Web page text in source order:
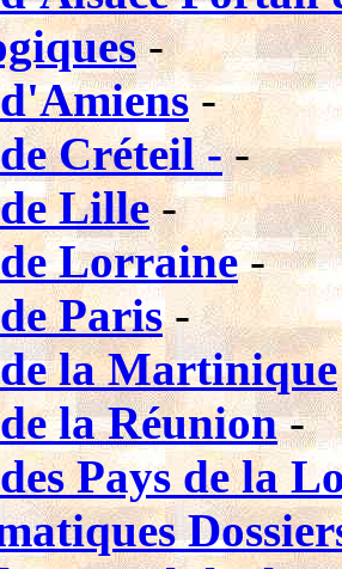
-
-
Créteil --
Lille-
Lorraine-
Paris-
la Martinique
la Réunion-
Pays de la